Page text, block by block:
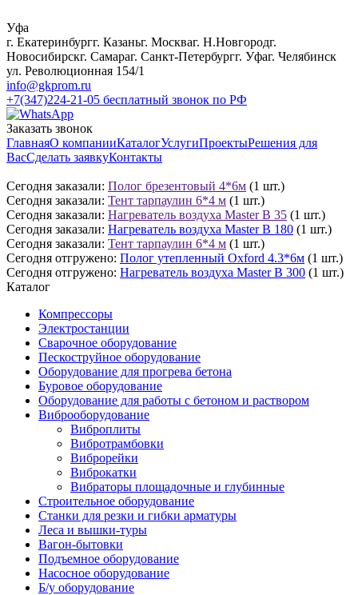
Уфа
г. Екатеринбургг. Казаньг. Москваг. Н.Новгородг.
Новосибирскг. Самараг. Санкт-Петербургг. Уфаг. Челябинск
ул. Революционная 154/1
info@gkprom.ru
+7(347)224-21-05 бесплатный звонок по РФ
Заказать звонок
ГлавнаяО компанииКаталогУслугиПроектыРешения для
ВасСделать заявкуКонтакты
Сегодня заказали: Полог брезентовый 4*6м (1 шт.)
Сегодня заказали: Тент тарпаулин 6*4 м (1 шт.)
Сегодня заказали: Нагреватель воздуха Master B 35 (1 шт.)
Сегодня заказали: Нагреватель воздуха Master B 180 (1 шт.)
Сегодня заказали: Тент тарпаулин 6*4 м (1 шт.)
Сегодня отгружено: Полог утепленный Oxford 4.3*6м (1 шт.)
Сегодня отгружено: Нагреватель воздуха Master B 300 (1 шт.)
Каталог
Компрессоры
Электростанции
Сварочное оборудование
Пескоструйное оборудование
Оборудование для прогрева бетона
Буровое оборудование
Оборудование для работы с бетоном и раствором
Виброоборудование
Виброплиты
Вибротрамбовки
Виброрейки
Виброкатки
Вибраторы площадочные и глубинные
Строительное оборудование
Станки для резки и гибки арматуры
Леса и вышки-туры
Вагон-бытовки
Подъемное оборудование
Насосное оборудование
Б/у оборудование